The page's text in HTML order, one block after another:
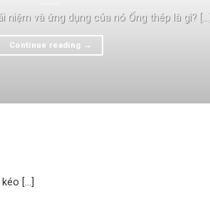
niệm và ứng dụng của nó Ống thép là gì? [...]
Continue reading →
[...]